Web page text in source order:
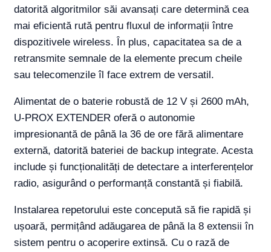
datorită algoritmilor săi avansați care determină cea
mai eficientă rută pentru fluxul de informații între
dispozitivele wireless. În plus, capacitatea sa de a
retransmite semnale de la elemente precum cheile
sau telecomenzile îl face extrem de versatil.
Alimentat de o baterie robustă de 12 V și 2600 mAh,
U-PROX EXTENDER oferă o autonomie
impresionantă de până la 36 de ore fără alimentare
externă, datorită bateriei de backup integrate. Acesta
include și funcționalități de detectare a interferențelor
radio, asigurând o performanță constantă și fiabilă.
Instalarea repetorului este concepută să fie rapidă și
ușoară, permițând adăugarea de până la 8 extensii în
sistem pentru o acoperire extinsă. Cu o rază de